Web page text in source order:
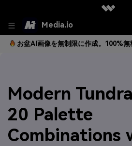
Media.io
お盆AI画像を無制限に作成。100%無
Modern
20 Palette
Combinations